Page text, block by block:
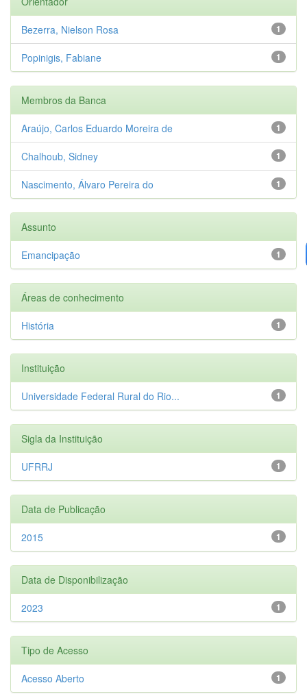
1
Bezerra, Nielson Rosa
1
Popinigis, Fabiane
Membros da Banca
1
Araújo, Carlos Eduardo Moreira de
1
Chalhoub, Sidney
1
Nascimento, Álvaro Pereira do
Assunto
1
Emancipação
Áreas de conhecimento
1
História
Instituição
1
Universidade Federal Rural do Rio...
Sigla da Instituição
1
UFRRJ
Data de Publicação
1
2015
Data de Disponibilização
1
2023
Tipo de Acesso
1
Acesso Aberto